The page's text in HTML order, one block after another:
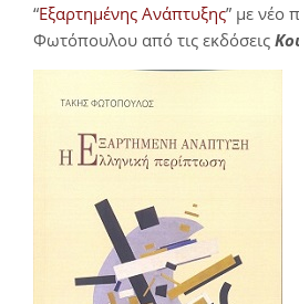
“Εξαρτημένης Ανάπτυξης” με νέο
Φωτόπουλου από τις εκδόσεις